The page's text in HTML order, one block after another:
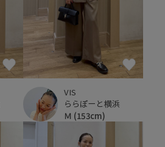
VIS
ららぽーと横浜
Ｍ (153cm)